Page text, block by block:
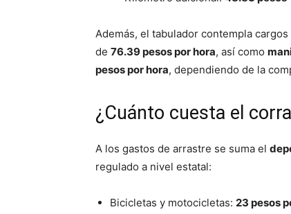
Además, el tabulador contempla
de 76.39 pesos por hora, así como
pesos por hora, dependiendo de la
¿Cuánto cuesta el
A los gastos de arrastre se suma el
regulado a nivel estatal:
Bicicletas y motocicletas: 23 pesos